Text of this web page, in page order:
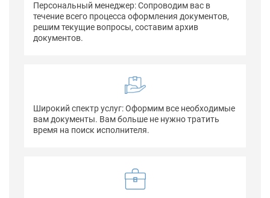
Персональный менеджер: Сопроводим вас в
течение всего процесса оформления документов,
решим текущие вопросы, составим архив
документов.
Широкий спектр услуг: Оформим все необходимые
вам документы. Вам больше не нужно тратить
время на поиск исполнителя.